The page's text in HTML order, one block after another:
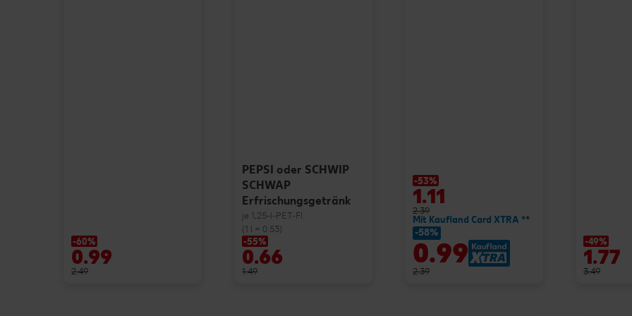
-60%
0.99
2.49
PEPSI oder SCHWIP
SCHWAP
Erfrischungsgetränk
je 1,25-l-PET-Fl.
(1 l = 0.53)
-55%
0.66
1.49
-53%
1.11
2.39
Mit Kaufland Card XTRA **
-58%
0.99
2.39
-49%
1.77
3.49